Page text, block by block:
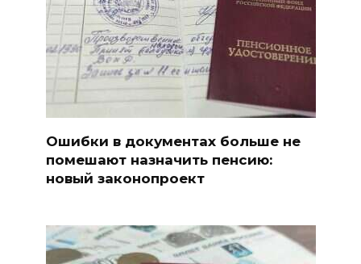
Ошибки в документах больше не
помешают назначить пенсию:
новый законопроект